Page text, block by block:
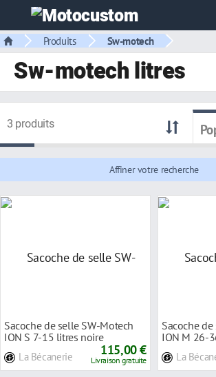
Produits Sw-motech
Sw-motech litres
3 produits
Affiner votre recherche
Sacoche de selle SW-Motech
ION S 7-15 litres noire
La Bécanerie 115,00 €
Livraison gratuite
Sacoche
ION M 26-
La